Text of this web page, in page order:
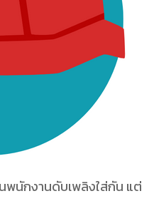
พนักงานดับเพลิงใส่กัน แต่